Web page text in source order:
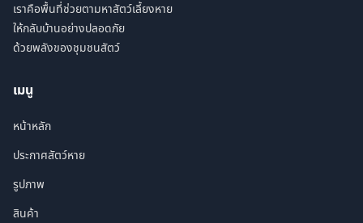
เราคือพื้นที่ช่วยตามหาสัตว์เลี้ยงหาย
ให้กลับบ้านอย่างปลอดภัย
ด้วยพลังของชุมชนสัตว์
เมนู
หน้าหลัก
ประกาศสัตว์หาย
รูปภาพ
สินค้า